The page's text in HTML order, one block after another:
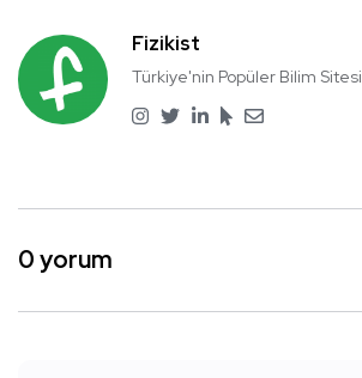
Fizikist
Türkiye'nin Popüler Bilim Sitesi
0 yorum